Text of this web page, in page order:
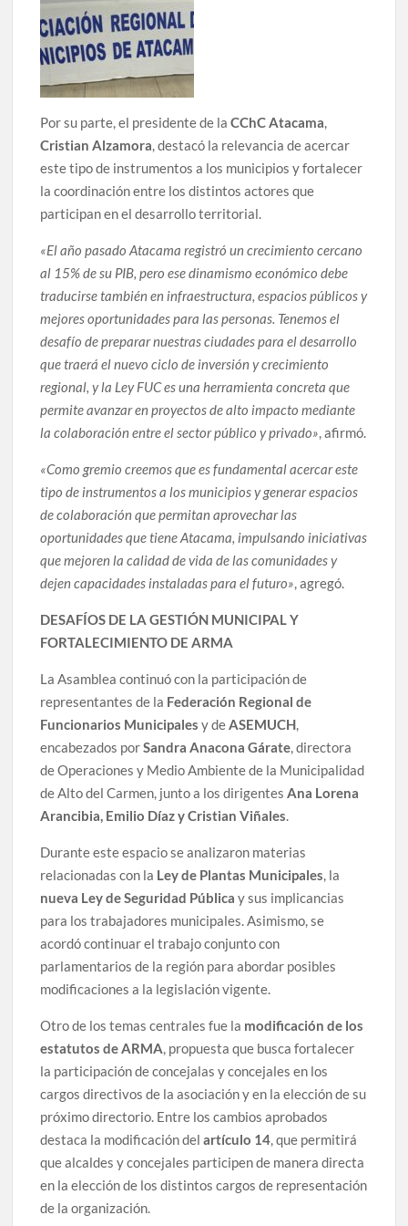
Por su parte, el presidente de laCChC Atacama,
Cristian Alzamora, destacó la relevancia de acercar
este tipo de instrumentos a los municipios y fortalecer
la coordinación entre los distintos actores que
participan en el desarrollo territorial.
«El año pasado Atacama registró un crecimiento cercano
al 15% de su PIB, pero ese dinamismo económico debe
traducirse también en infraestructura, espacios públicos y
mejores oportunidades para las personas. Tenemos el
desafío de preparar nuestras ciudades para el desarrollo
que traerá el nuevo ciclo de inversión y crecimiento
regional, y la Ley FUC es una herramienta concreta que
permite avanzar en proyectos de alto impacto mediante
la colaboración entre el sector público y privado», afirmó.
«Como gremio creemos que es fundamental acercar este
tipo de instrumentos a los municipios y generar espacios
de colaboración que permitan aprovechar las
oportunidades que tiene Atacama, impulsando iniciativas
que mejoren la calidad de vida de las comunidades y
dejen capacidades instaladas para el futuro», agregó.
DESAFÍOS DE LA GESTIÓN MUNICIPAL Y
FORTALECIMIENTO DE ARMA
La Asamblea continuó con la participación de
representantes de la Federación Regional de
Funcionarios Municipales y deASEMUCH,
encabezados porSandra Anacona Gárate, directora
de Operaciones y Medio Ambiente de la Municipalidad
de Alto del Carmen, junto a los dirigentesAna Lorena
Arancibia, Emilio Díaz y Cristian Viñales.
Durante este espacio se analizaron materias
relacionadas con la Ley de Plantas Municipales, la
nueva Ley de Seguridad Pública y sus implicancias
para los trabajadores municipales. Asimismo, se
acordó continuar el trabajo conjunto con
parlamentarios de la región para abordar posibles
modificaciones a la legislación vigente.
Otro de los temas centrales fue la modificación de los
estatutos de ARMA, propuesta que busca fortalecer
la participación de concejalas y concejales en los
cargos directivos de la asociación y en la elección de su
próximo directorio. Entre los cambios aprobados
destaca la modificación delartículo 14, que permitirá
que alcaldes y concejales participen de manera directa
en la elección de los distintos cargos de representación
de la organización.